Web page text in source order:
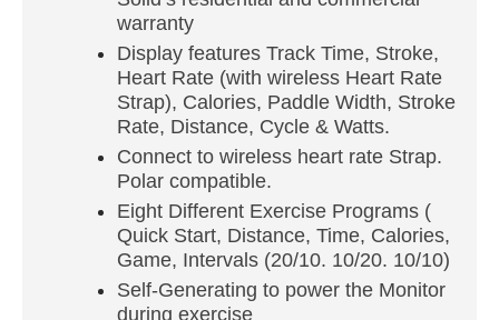
warranty
Display features Track Time, Stroke,
Heart Rate (with wireless Heart Rate
Strap), Calories, Paddle Width, Stroke
Rate, Distance, Cycle & Watts.
Connect to wireless heart rate Strap.
Polar compatible.
Eight Different Exercise Programs (
Quick Start, Distance, Time, Calories,
Game, Intervals (20/10. 10/20. 10/10)
Self-Generating to power the Monitor
during exercise